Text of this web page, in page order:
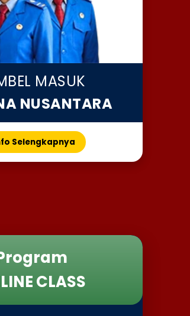
MASUK
NUSANTARA
Selengkapnya
CLASS